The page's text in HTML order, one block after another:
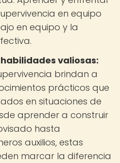
en equipo
en equipo y la
valiosas:
brindan a
prácticos que
en situaciones de
aprender a construir
hasta
auxilios, estas
marcar la diferencia